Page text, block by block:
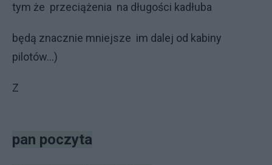
tym że przeciążenia na długości kadłuba
będą znacznie mniejsze im dalej od kabiny
pilotów...)
Z
pan poczyta